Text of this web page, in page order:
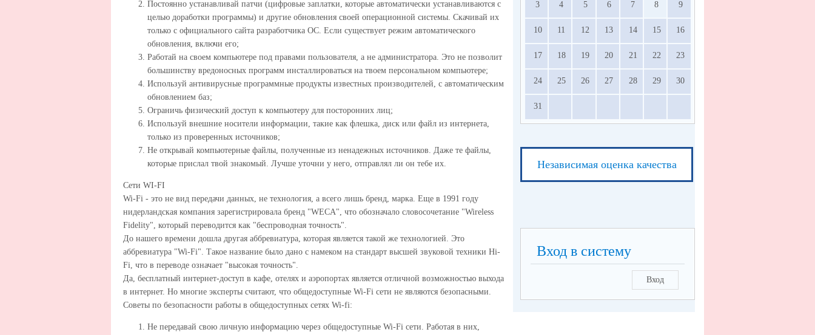
Постоянно устанавливай патчи (цифровые заплатки, которые автоматически устанавливаются с
целью доработки программы) и другие обновления своей операционной системы. Скачивай их
только с официального сайта разработчика ОС. Если существует режим автоматического
обновления, включи его;
Работай на своем компьютере под правами пользователя, а не администратора. Это не позволит
большинству вредоносных программ инсталлироваться на твоем персональном компьютере;
Используй антивирусные программные продукты известных производителей, с автоматическим
обновлением баз;
Ограничь физический доступ к компьютеру для посторонних лиц;
Используй внешние носители информации, такие как флешка, диск или файл из интернета,
только из проверенных источников;
Не открывай компьютерные файлы, полученные из ненадежных источников. Даже те файлы,
которые прислал твой знакомый. Лучше уточни у него, отправлял ли он тебе их.
Сети WI-FI
Wi-Fi - это не вид передачи данных, не технология, а всего лишь бренд, марка. Еще в 1991 году
нидерландская компания зарегистрировала бренд "WECA", что обозначало словосочетание "Wireless
Fidelity", который переводится как "беспроводная точность".
До нашего времени дошла другая аббревиатура, которая является такой же технологией. Это
аббревиатура "Wi-Fi". Такое название было дано с намеком на стандарт высшей звуковой техники Hi-
Fi, что в переводе означает "высокая точность".
Да, бесплатный интернет-доступ в кафе, отелях и аэропортах является отличной возможностью выхода
в интернет. Но многие эксперты считают, что общедоступные Wi-Fi сети не являются безопасными.
Советы по безопасности работы в общедоступных сетях Wi-fi:
Не передавай свою личную информацию через общедоступные Wi-Fi сети. Работая в них,
3 4 5 6 7 8 9
10 11 12 13 14 15 16
17 18 19 20 21 22 23
24 25 26 27 28 29 30
31
Независимая оценка качества
Вход в систему
Вход